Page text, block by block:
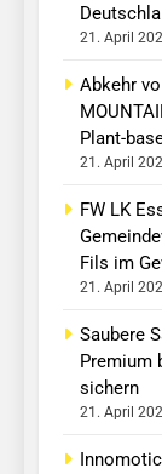
21. April
Abkehr
Plant-
21. April
FW LK
Fils im
21. April
Saubere
Premium
sichern
21. April